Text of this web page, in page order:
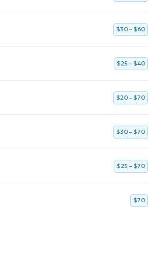
$30 – $60
$25 – $40
$20 – $70
$30 – $70
$25 – $70
$70